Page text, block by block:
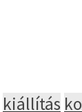
kiállítás